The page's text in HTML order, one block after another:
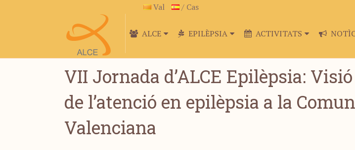
Val / Cas
ALCE EPILÈPSIA ACTIVITATS
VII Jornada d’ALCE Epilèpsia:
de l’atenció en epilèpsia a la
Valenciana